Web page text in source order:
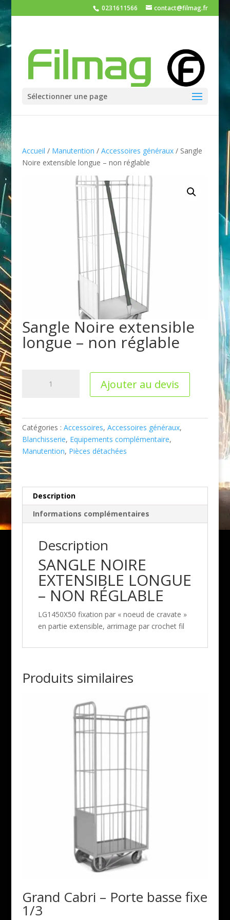
0231611566 contact@filmag.fr
Sélectionner une page
Accueil / Manutention / Accessoires généraux/ Sangle
Noire extensible longue – non réglable
Sangle Noire extensible
longue – non réglable
extensible
longue
Ajouter au devis
Catégories : Accessoires, Accessoires généraux,
Blanchisserie, Equipements complémentaire,
Manutention, Pièces détachées
Description
Informations complémentaires
Description
SANGLE NOIRE
EXTENSIBLE LONGUE
– NON RÉGLABLE
LG1450X50 fixation par « noeud de cravate »
en partie extensible, arrimage par crochet fil
Produits similaires
Grand Cabri – Porte basse fixe
1/3